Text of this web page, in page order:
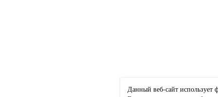
Данный веб-сайт использует